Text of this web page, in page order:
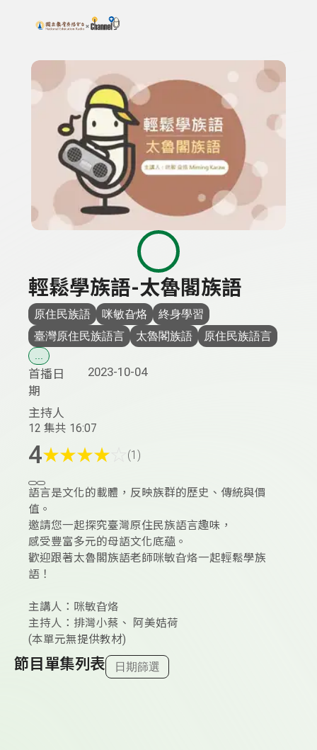
上方功能區塊
搜尋關鍵字：可輸入節目名稱、主持人或關鍵字
輕鬆學族語-太魯閣族語
原住民族語 咪敏旮烙
終身學習
臺灣原住民族語言
太魯閣族語 原住民族語言
...
首播日
期
2023-10-04
主持人
12 集共 16:07
4★★★★ (1)
語言是文化的載體，反映族群的歷史、傳統與價
值。
邀請您一起探究臺灣原住民族語言趣味，
感受豐富多元的母語文化底蘊。
歡迎跟著太魯閣族語老師咪敏旮烙一起輕鬆學族
語！
主講人：咪敏旮烙
主持人：排灣小蔡、 阿美姞荷
(本單元無提供教材)
節目單集列表 日期篩選